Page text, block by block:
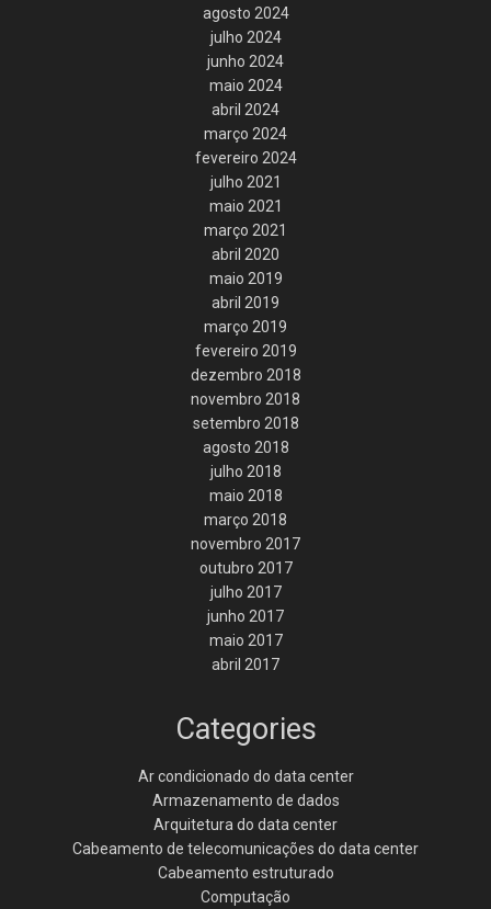
agosto 2024
julho 2024
junho 2024
maio 2024
abril 2024
março 2024
fevereiro 2024
julho 2021
maio 2021
março 2021
abril 2020
maio 2019
abril 2019
março 2019
fevereiro 2019
dezembro 2018
novembro 2018
setembro 2018
agosto 2018
julho 2018
maio 2018
março 2018
novembro 2017
outubro 2017
julho 2017
junho 2017
maio 2017
abril 2017
Categories
Ar condicionado do data center
Armazenamento de dados
Arquitetura do data center
Cabeamento de telecomunicações do data center
Cabeamento estruturado
Computação